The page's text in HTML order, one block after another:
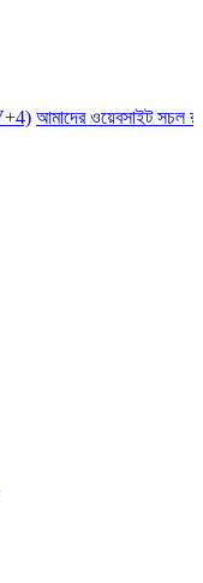
আমাদের ওয়েবসাইট সচল